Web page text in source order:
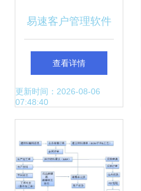
易速客户管理软件
V1.29 单机版 让客
户管理更高效、更
查看详情
更新时间：2026-08-06
07:48:40